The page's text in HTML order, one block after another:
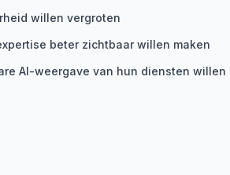
willen vergroten
beter zichtbaar willen maken
AI-weergave van hun diensten willen